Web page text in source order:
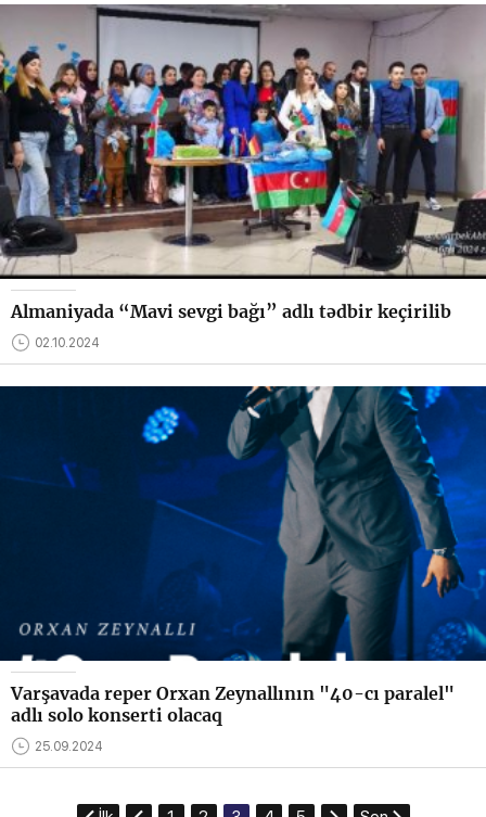
Almaniyada “Mavi sevgi bağı” adlı tədbir keçirilib
02.10.2024
Varşavada reper Orxan Zeynallının "40-cı paralel"
adlı solo konserti olacaq
25.09.2024